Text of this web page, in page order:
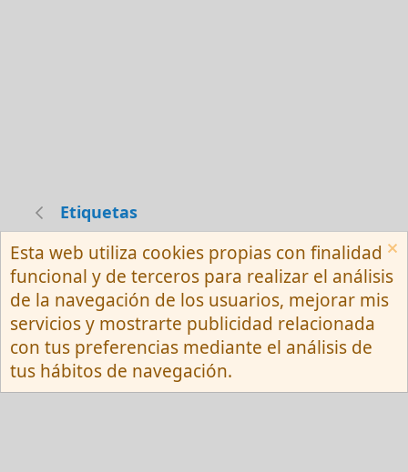
Etiquetas
Español (Neutro) Tu
Contactarnos
Términos y reglas
Privacy policy
Ayuda
R
S
S
Community platform by XenForo ® © 2010-
2026 XenForo Ltd.
Esta web utiliza cookies propias con finalidad
funcional y de terceros para realizar el análisis
de la navegación de los usuarios, mejorar mis
servicios y mostrarte publicidad relacionada
con tus preferencias mediante el análisis de
tus hábitos de navegación.